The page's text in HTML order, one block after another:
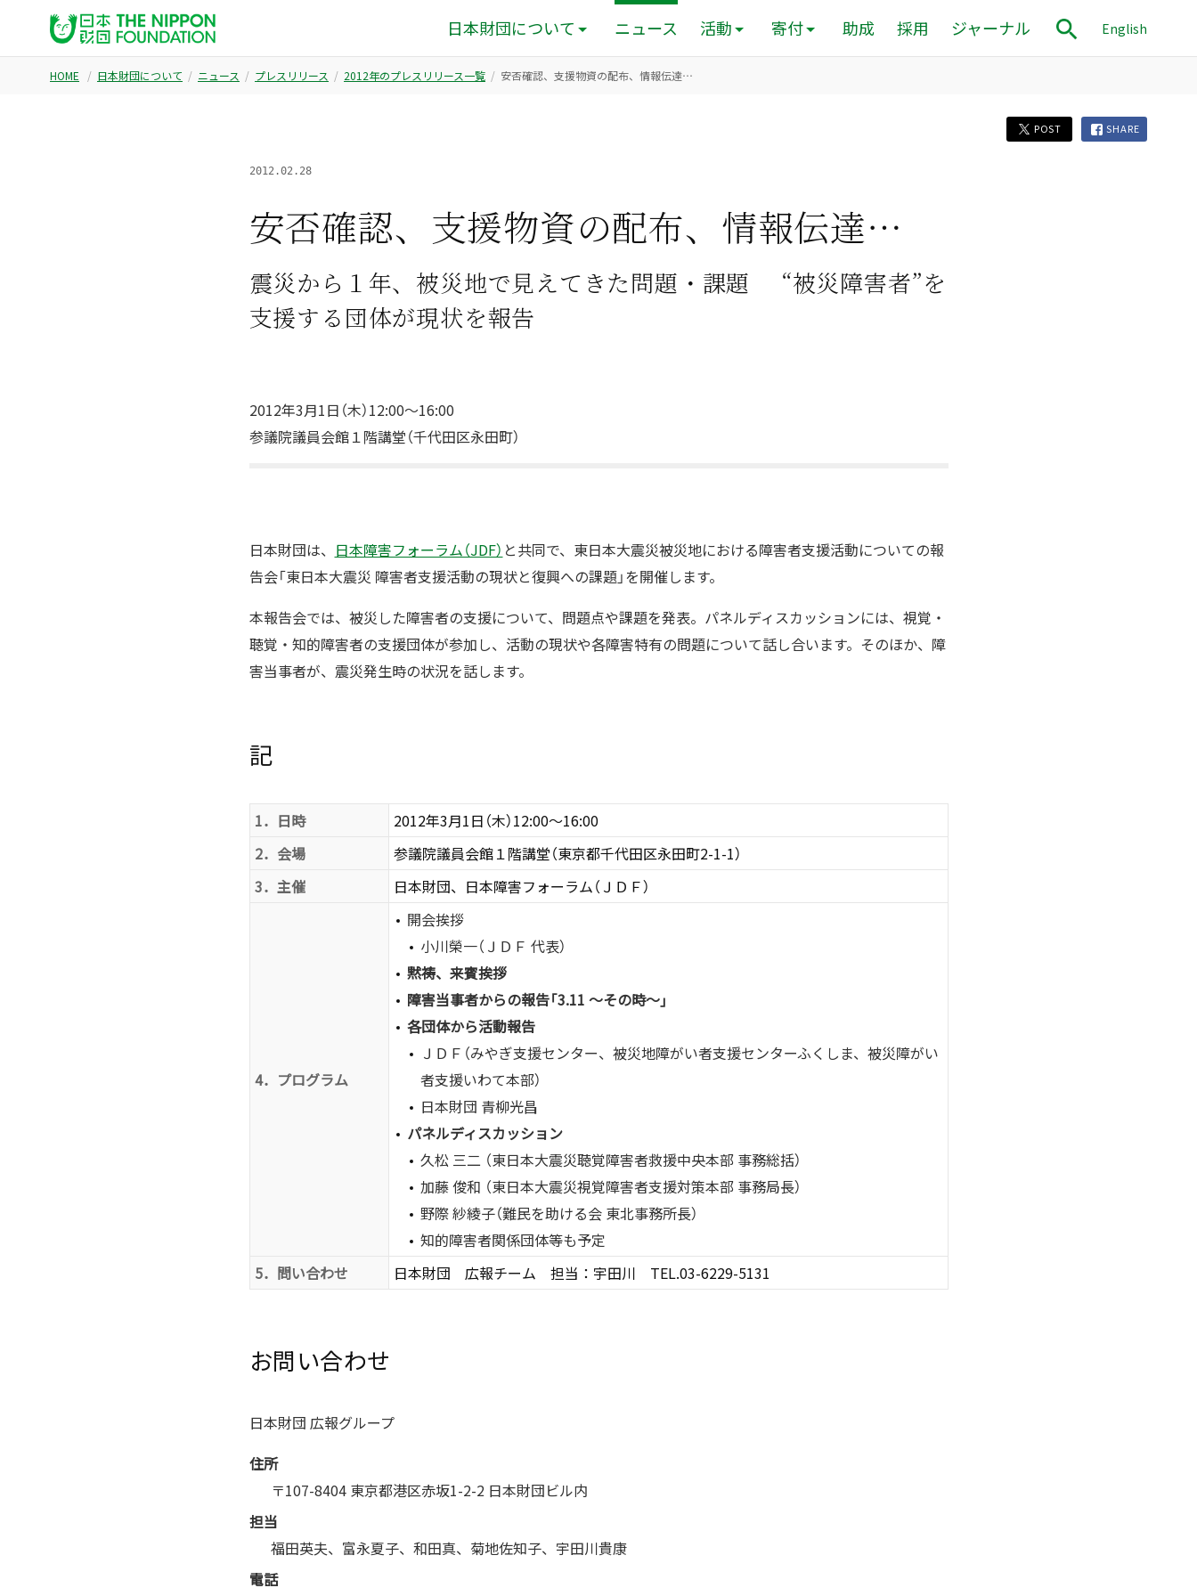
日本財団について ニュース 活動 寄付 助成 採用 ジャーナル English
HOME 日本財団について ニュース プレスリリース 2012年のプレスリリース一覧 安否確認、支援物資の配布、情報伝達…
POST SHARE
2012.02.28
安否確認、支援物資の配布、情報伝達…
震災から１年、被災地で見えてきた問題・課題 “被災障害者”を
支援する団体が現状を報告
2012年3月1日（木）12:00〜16:00
参議院議員会館１階講堂（千代田区永田町）
日本財団は、 日本障害フォーラム（JDF） と共同で、東日本大震災被災地における障害者支援活動についての報
告会「東日本大震災 障害者支援活動の現状と復興への課題」を開催します。
本報告会では、被災した障害者の支援について、問題点や課題を発表。パネルディスカッションには、視覚・
聴覚・知的障害者の支援団体が参加し、活動の現状や各障害特有の問題について話し合います。そのほか、障
害当事者が、震災発生時の状況を話します。
記
1．日時
2012年3月1日（木）12:00〜16:00
2．会場
参議院議員会館１階講堂（東京都千代田区永田町2-1-1）
3．主催
日本財団、日本障害フォーラム（ＪＤＦ）
4．プログラム
開会挨拶
小川榮一（ＪＤＦ 代表）
黙祷、来賓挨拶
障害当事者からの報告「3.11 〜その時〜」
各団体から活動報告
ＪＤＦ（みやぎ支援センター、被災地障がい者支援センターふくしま、被災障がい
者支援いわて本部）
日本財団 青柳光昌
パネルディスカッション
久松 三二 （東日本大震災聴覚障害者救援中央本部 事務総括）
加藤 俊和 （東日本大震災視覚障害者支援対策本部 事務局長）
野際 紗綾子（難民を助ける会 東北事務所長）
知的障害者関係団体等も予定
5．問い合わせ
日本財団 広報チーム 担当：宇田川 TEL.03-6229-5131
お問い合わせ
日本財団 広報グループ
住所
〒107-8404 東京都港区赤坂1-2-2 日本財団ビル内
担当
福田英夫、富永夏子、和田真、菊地佐知子、宇田川貴康
電話